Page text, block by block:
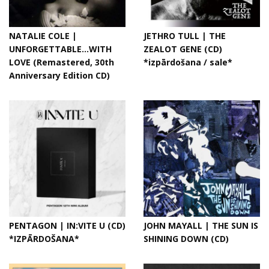
NATALIE COLE |
UNFORGETTABLE...WITH
LOVE (Remastered, 30th
Anniversary Edition CD)
JETHRO TULL | THE
ZEALOT GENE (CD)
*izpārdošana / sale*
PENTAGON | IN:VITE U (CD)
*IZPĀRDOŠANA*
JOHN MAYALL | THE SUN IS
SHINING DOWN (CD)